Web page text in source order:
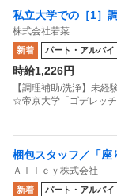
年齢も部署も違う
きっかけもないけ
もう少しお話しし
私立大学での［1］
株式会社若菜
新着 パート・アルバイ
時給1,226円
【調理補助/洗浄】未
☆帝京大学「ゴデレッ
梱包スタッフ／「
副業OK 週1日から
Ａｌｌｅｙ株式会社
新着 パート・アルバイ